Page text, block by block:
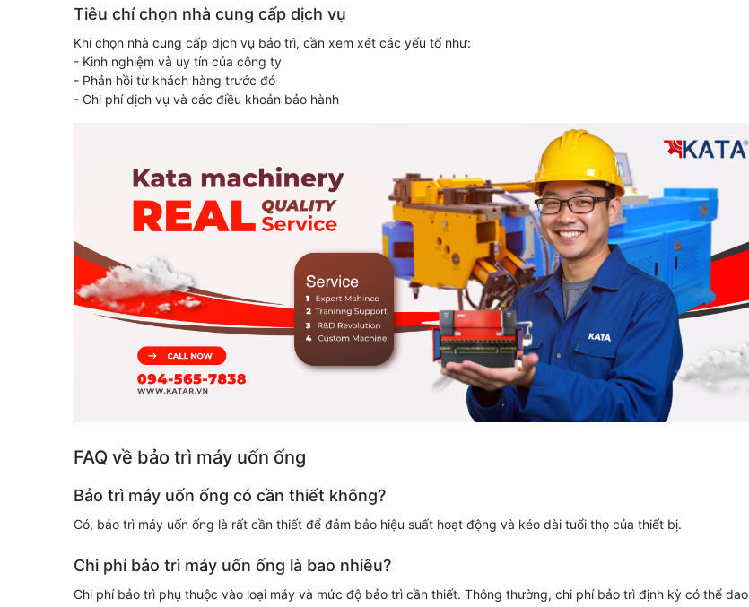
Tiêu chí chọn nhà cung cấp dịch vụ
Khi chọn nhà cung cấp dịch vụ bảo trì, cần xem xét các yếu tố như:
- Kinh nghiệm và uy tín của công ty
- Phản hồi từ khách hàng trước đó
- Chi phí dịch vụ và các điều khoản bảo hành
FAQ về bảo trì máy uốn ống
Bảo trì máy uốn ống có cần thiết không?
Có, bảo trì máy uốn ống là rất cần thiết để đảm bảo hiệu suất hoạt động và kéo dài tuổi thọ của thiết bị.
Chi phí bảo trì máy uốn ống là bao nhiêu?
Chi phí bảo trì phụ thuộc vào loại máy và mức độ bảo trì cần thiết. Thông thường, chi phí bảo trì định kỳ có thể